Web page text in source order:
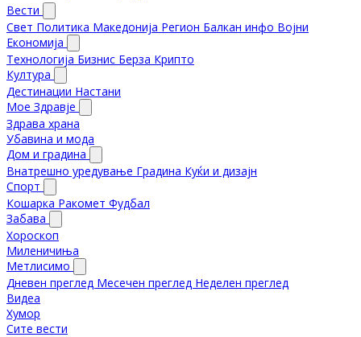
Вести
Свет Политика Македонија Регион Балкан инфо Војни
Економија
Технологија Бизнис Берза Крипто
Култура
Дестинации Настани
Мое Здравје
Здрава храна
Убавина и мода
Дом и градина
Внатрешно уредување Градина Куќи и дизајн
Спорт
Кошарка Ракомет Фудбал
Забава
Хороскоп
Миленичиња
Метлисимо
Дневен преглед Месечен преглед Неделен преглед
Видеа
Хумор
Сите вести